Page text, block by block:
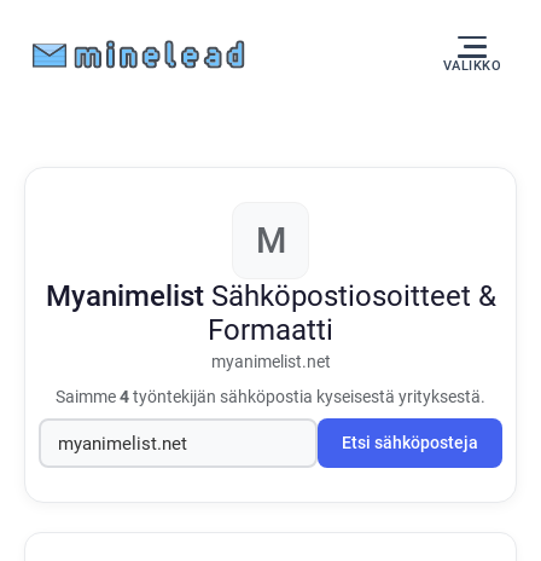
VALIKKO
M
Myanimelist Sähköpostiosoitteet &
Formaatti
myanimelist.net
Saimme4työntekijän sähköpostia kyseisestä yrityksestä.
Etsi sähköposteja